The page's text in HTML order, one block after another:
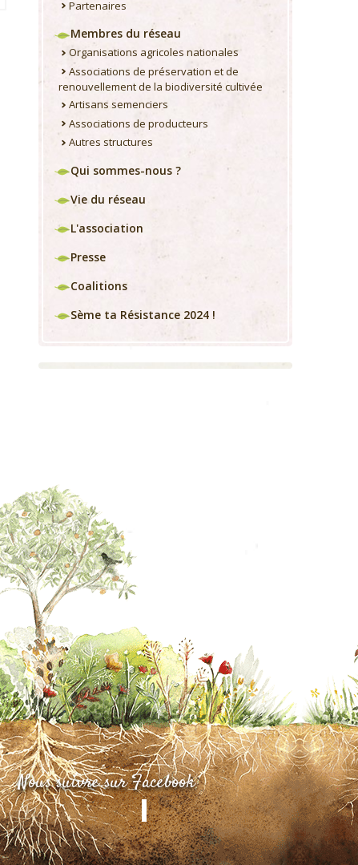
Partenaires
Membres du réseau
Organisations agricoles nationales
Associations de préservation et de
renouvellement de la biodiversité cultivée
Artisans semenciers
Associations de producteurs
Autres structures
Qui sommes-nous ?
Vie du réseau
L'association
Presse
Coalitions
Sème ta Résistance 2024 !
Nous suivre sur Facebook